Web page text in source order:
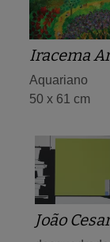
Iracema
Aquariano
50 x 61 cm
João